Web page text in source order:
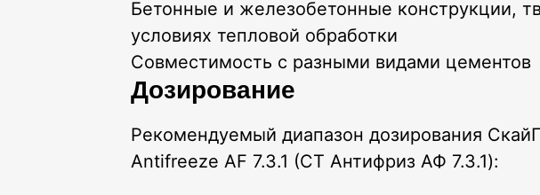
Бетонные и железобетонные конструкции,
условиях тепловой обработки
Совместимость с разными видами цементов
Дозирование
Рекомендуемый диапазон дозирования
Antifreeze AF 7.3.1 (СТ Антифриз АФ 7.3.1):